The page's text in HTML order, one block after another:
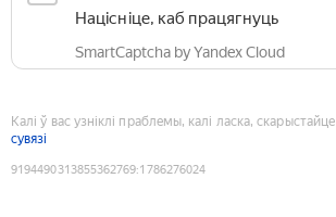
Націсніце, каб працягнуць
SmartCaptcha by Yandex Cloud
Калі ў вас узніклі праблемы, калі ласка, скарыстайце
сувязі
9194490313855362769:1786276024